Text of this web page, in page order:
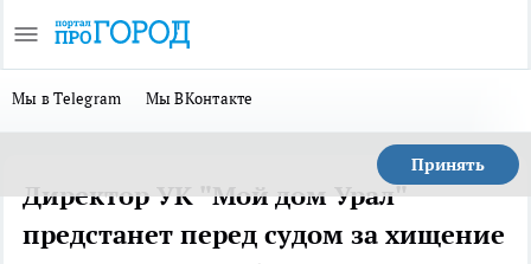
Мы в Telegram Мы ВКонтакте
Принять
Директор УК "Мой дом Урал"
предстанет перед судом за хищение